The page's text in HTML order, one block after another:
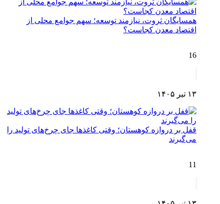
همسایگان ثروت، نیازمند توسعه؛ سهم جوامع محلی از
اقتصاد معدن کجاست؟
16
۱۳ تیر ۱۴۰۵
قفل بر دروازه کوهستان؛ وقتی کاغذها جای چرخ‌های تولید را
می‌گیرند
11